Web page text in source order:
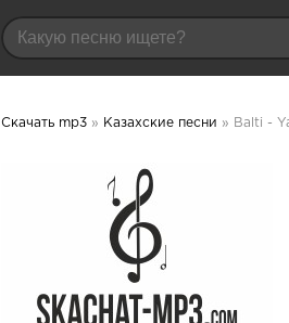
Скачать mp3 » Казахские песни » Balti -